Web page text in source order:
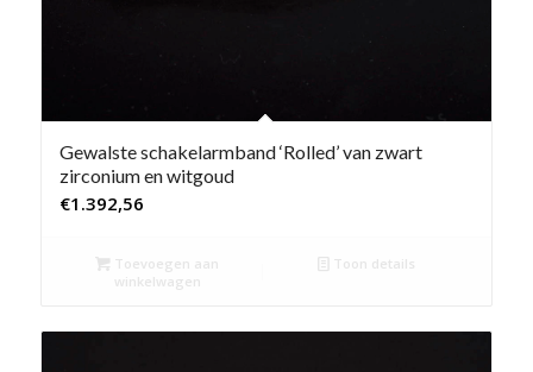
Gewalste schakelarmband ‘Rolled’ van zwart
zirconium en witgoud
€1.392,56
Toevoegen aan
winkelwagen
Toon details